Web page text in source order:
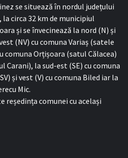
se situează în nordul județului
la circa 32 km de municipiul
și se învecinează la nord (N) și
(NV) cu comuna Variaș (satele
comuna Orțișoara (satul Călacea)
Carani), la sud-est (SE) cu comuna
și vest (V) cu comuna Biled iar la
Mic.
reședința comunei cu același